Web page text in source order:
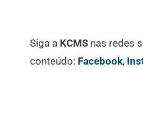
Siga a KCMS nas redes
conteúdo: Facebook,